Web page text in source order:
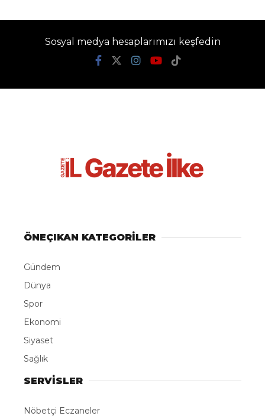
Gülistan Doku
soruşturmasında iki
dalgıca tutuklama
Gülistan Doku soruşturmasında, Uzunçayır Baraj
Gölü’nde arama çalışmalarına katılan iki dalgıç, ‘delil